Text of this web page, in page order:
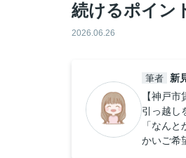
続けるポイン
2026.06.26
筆者
新
【神戸市
引っ越し
「なん
かいご希